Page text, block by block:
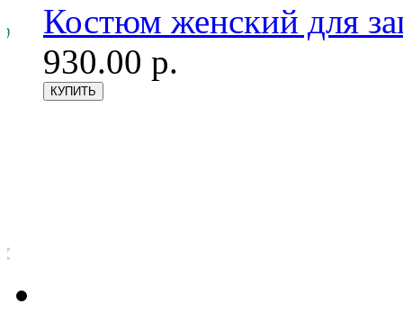
Костюм женский для
930.00 р.